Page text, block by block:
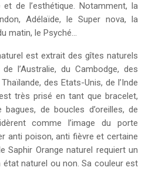
de l’esthétique. Notamment, la
Adélaïde, le Super nova, la
matin, le Psyché…
est extrait des gîtes naturels
l’Australie, du Cambodge, des
des Etats-Unis, de l’Inde
très prisé en tant que bracelet,
de boucles d’oreilles, de
comme l’image du porte
anti poison, anti fièvre et certaine
Saphir Orange naturel requiert un
naturel ou non. Sa couleur est